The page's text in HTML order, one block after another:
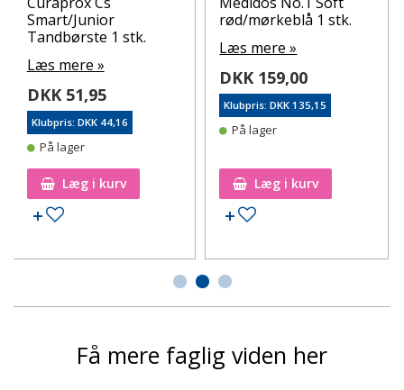
Smart/Junior
Tandbørste 1 stk.
Læs mere »
DKK 51,95
Klubpris: DKK 44,16
På lager
Læg i kurv
Tilføj til ønskeseddel
rød/mørkeblå 1 stk.
Læs mere »
DKK 159,00
Klubpris: DKK 135,15
På lager
Læg i kurv
Tilføj til ønskeseddel
Få mere faglig viden her